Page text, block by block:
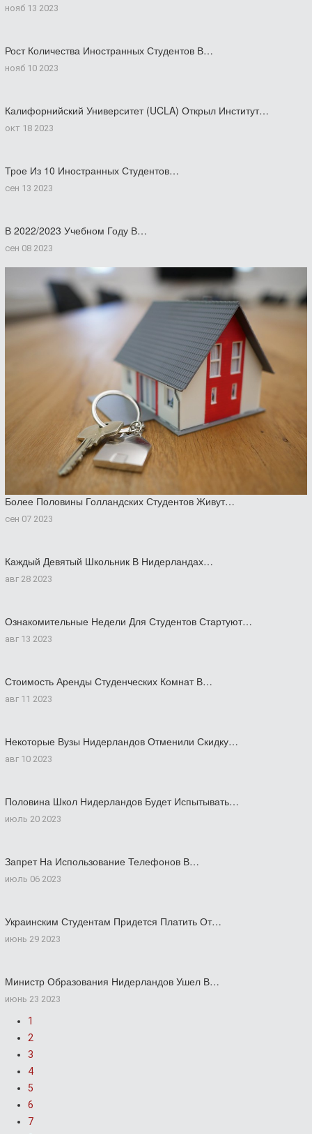
нояб 13 2023
Рост Количества Иностранных Студентов В…
нояб 10 2023
Калифорнийский Университет (UCLA) Открыл Институт…
окт 18 2023
Трое Из 10 Иностранных Студентов…
сен 13 2023
В 2022/2023 Учебном Году В…
сен 08 2023
Более Половины Голландских Студентов Живут…
сен 07 2023
Каждый Девятый Школьник В Нидерландах…
авг 28 2023
Ознакомительные Недели Для Студентов Стартуют…
авг 13 2023
Стоимость Аренды Студенческих Комнат В…
авг 11 2023
Некоторые Вузы Нидерландов Отменили Скидку…
авг 10 2023
Половина Школ Нидерландов Будет Испытывать…
июль 20 2023
Запрет На Использование Телефонов В…
июль 06 2023
Украинским Студентам Придется Платить От…
июнь 29 2023
Министр Образования Нидерландов Ушел В…
июнь 23 2023
1
2
3
4
5
6
7